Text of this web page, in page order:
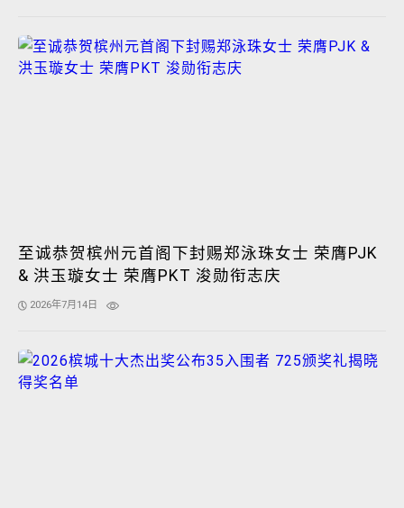
至诚恭贺槟州元首阁下封赐郑泳珠女士 荣膺PJK
& 洪玉璇女士 荣膺PKT 浚勋衔志庆
2026年7月14日